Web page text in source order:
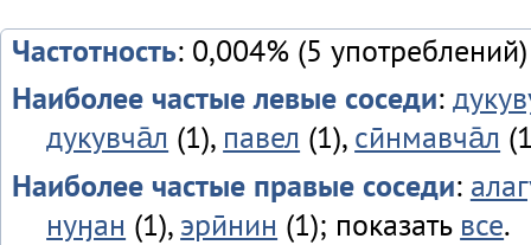
Частотность: 0,004% (5 употреблений)
Наиболее частые левые соседи:
дукувча̄л (1), павел (1), сӣнмавча̄л
Наиболее частые правые соседи:
нуӈан (1), эрӣнин (1); показать все.